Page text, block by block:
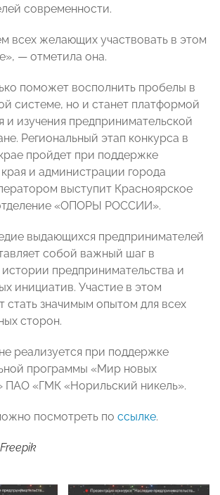
современности.
всех желающих участвовать в этом
— отметила она.
поможет восполнить пробелы в
системе, но и станет платформой
и изучения предпринимательской
Региональный этап конкурса в
пройдет при поддержке
и администрации города
выступит Красноярское
«ОПОРЫ РОССИИ».
выдающихся предпринимателей
собой важный шаг в
предпринимательства и
инициатив. Участие в этом
стать значимым опытом для всех
сторон.
реализуется при поддержке
программы «Мир новых
ПАО «ГМК «Норильский никель».
посмотреть по ссылке.